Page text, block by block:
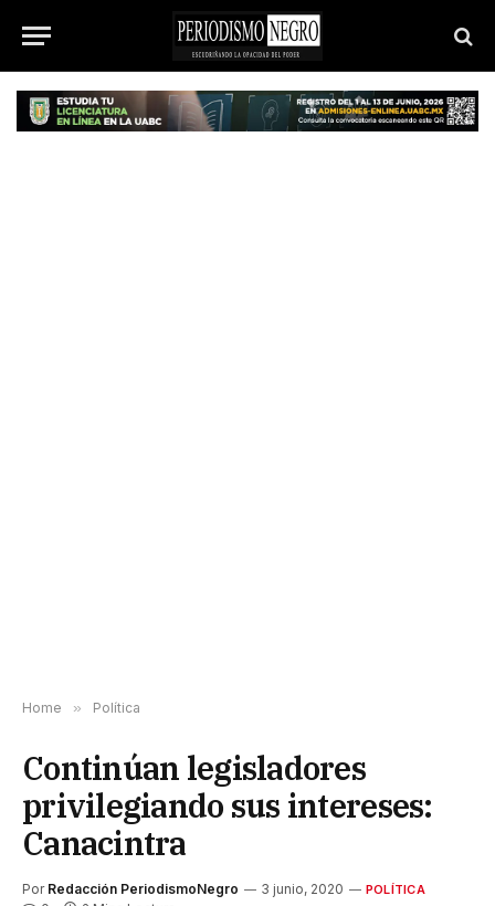
Home » Política
Continúan legisladores
privilegiando sus intereses:
Canacintra
Por Redacción PeriodismoNegro 3 junio, 2020 POLÍTICA